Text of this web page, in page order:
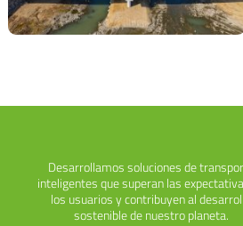
Desarrollamos soluciones de
inteligentes que superan las
los usuarios y contribuyen al
sostenible de nuestro planeta.